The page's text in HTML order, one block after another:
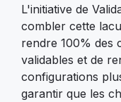
L'initiative de
combler cette
rendre 100% des
validables et de
configurations
garantir que les